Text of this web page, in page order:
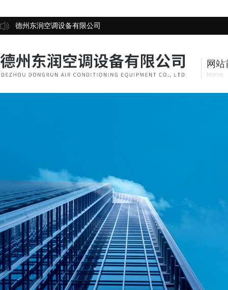
德州东润空调设备有限公司
网站
Home